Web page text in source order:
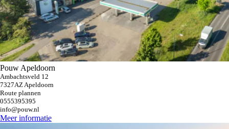
Pouw Apeldoorn
Ambachtsveld 12
7327AZ Apeldoorn
Route plannen
0555395395
info@pouw.nl
Meer informatie